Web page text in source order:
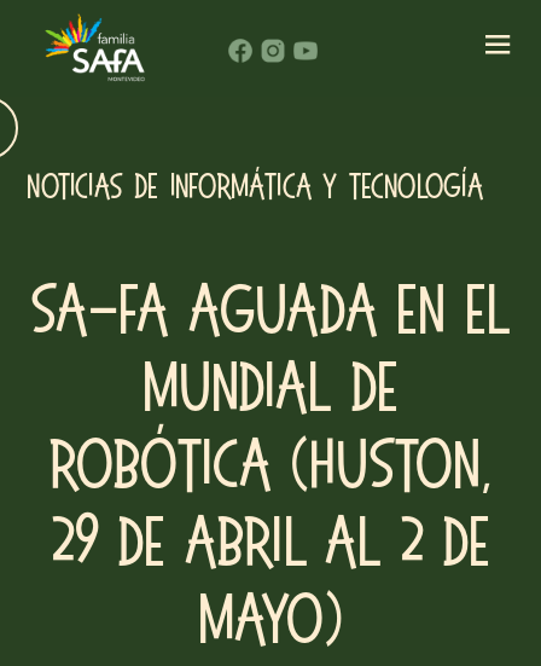
Noticias de Informática y Tecnología
Sa-Fa Aguada en el
Mundial de
robótica (Huston,
29 de abril al 2 de
mayo)